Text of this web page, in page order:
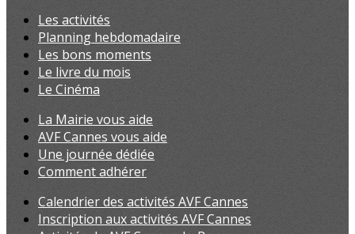
Les activités
Planning hebdomadaire
Les bons moments
Le livre du mois
Le Cinéma
La Mairie vous aide
AVF Cannes vous aide
Une journée dédiée
Comment adhérer
Calendrier des activités AVF Cannes
Inscription aux activités AVF Cannes